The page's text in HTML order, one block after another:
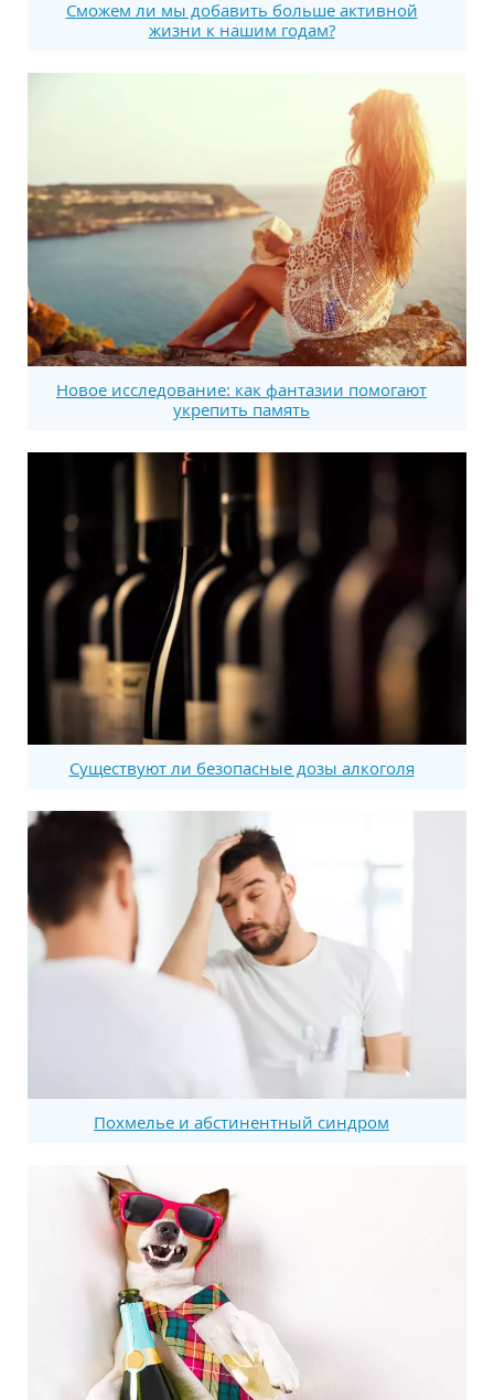
Сможем ли мы добавить больше активной
жизни к нашим годам?
Новое исследование: как фантазии помогают
укрепить память
Существуют ли безопасные дозы алкоголя
Похмелье и абстинентный синдром